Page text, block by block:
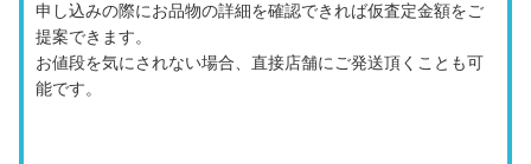
申し込みの際にお品物の詳細を確認できれば仮査定金額をご
提案できます。
お値段を気にされない場合、直接店舗にご発送頂くことも可
能です。